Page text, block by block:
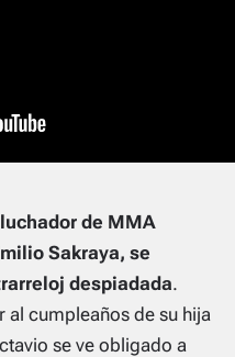
de MMA
Sakraya, se
despiadada.
al cumpleaños de su hija
se ve obligado a